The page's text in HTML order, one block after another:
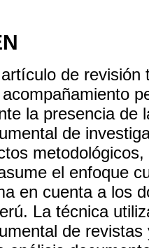
de
la presencia de
de
el enfoque
en cuenta a los
La técnica
de